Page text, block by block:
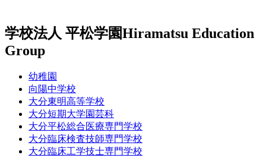
学校法人 平松学園Hiramatsu Education
Group
幼稚園
向陽中学校
大分東明高等学校
大分短期大学園芸科
大分平松総合医療専門学校
大分臨床検査技師専門学校
大分臨床工学技士専門学校